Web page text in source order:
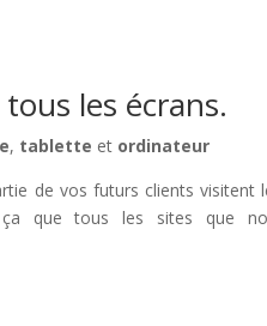
les écrans.
, tablette et ordinateur
de vos futurs clients visitent
ça que tous les sites que